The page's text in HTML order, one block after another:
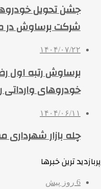
جشن تحویل
شرکت برساوش در
۱۴۰۴/۰۷/۲۲
برساوش رتبه اول
خودروهای
۱۴۰۴/۰۶/۱۱
چله بازار شهرداری مشهد در ۱۴۰۴
پربازدید ترین خبرها
6 روز پیش